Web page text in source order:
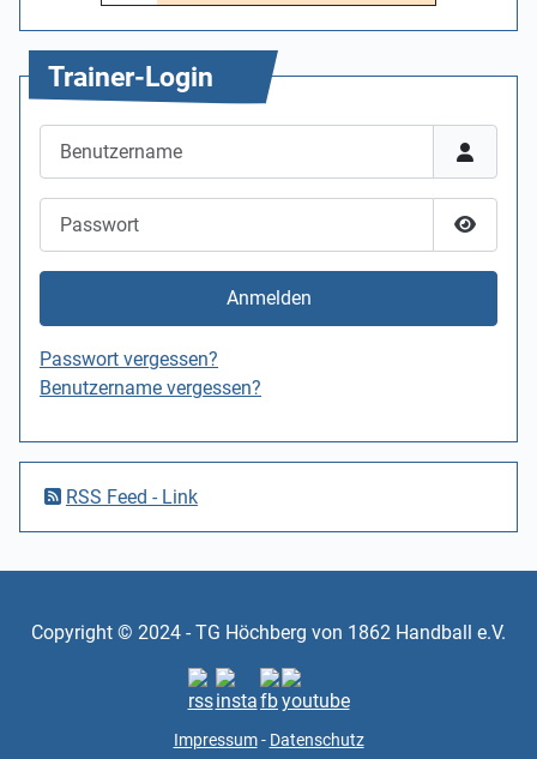
Trainer-Login
Anmelden
Passwort vergessen?
Benutzername vergessen?
RSS Feed - Link
Copyright © 2024 - TG Höchberg von 1862 Handball e.V.
Impressum- Datenschutz